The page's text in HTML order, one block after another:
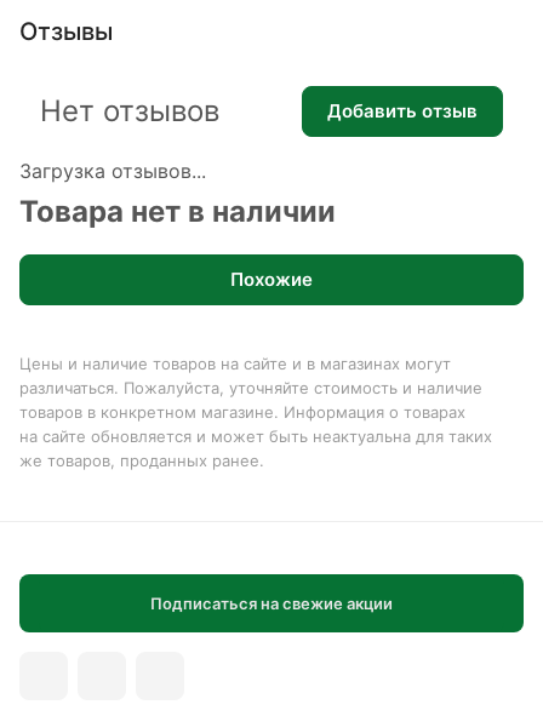
Отзывы
Загрузка отзывов...
Нет отзывов Добавить отзыв
Товара нет в наличии
Похожие
Цены и наличие товаров на сайте и в магазинах могут
различаться. Пожалуйста, уточняйте стоимость и наличие
товаров в конкретном магазине. Информация о товарах
на сайте обновляется и может быть неактуальна для таких
же товаров, проданных ранее.
Подписаться на свежие акции